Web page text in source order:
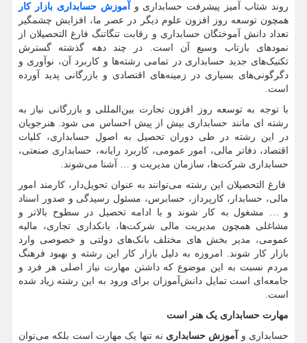
روند شتاب آمیز پیشرفت حسابداری و
آموزش حسابداری بازار کار
همچون توسعه روز افزون علوم دیگر در عصر ما، افزایش چشمگیر
تعداد دانش آموختگان حسابداری و رقابت تنگاتنگ فارغ التحصیلان از
نمودهای بازتاب‌ وسیع آن است. در چند دهه گذشته گسترش
تکنیک‌های جدید حسابداری در تمامی رشته‌ها و کاربرد آن، نوآوری و
دگرگونی‌های بسیاری در زمینه‌های اقتصادی و بازرگانی پدید آورده
است.
با توجه به توسعه روز افزون تجارت بین‌المللی و بازرگانی نیاز به
رشته ای مانند حسابداری بیش از پیش احساس می شود. هنرجویان
در این رشته در طی دوران تحصیل به اصول حسابداری، کلیات
اقتصاد، دفاتر مالی، امور عمومی، کاربرد رایانه، حسابداری صنعتی،
حسابداری شرکت‌ها، سازمان مدیریت و … آشنا می‌شوند.
فارغ التحصیلان این رشته می‌توانند به عنوان تحویل‌دار، کارمند امور
مالی، حسابدار، کارپرداز، حسابرس، مسئول رسیدگی و صدور اسناد
و … مشغول به کار شوند و با ادامه تحصیل در سطوح بالاتر و
مشاغلی همچون مدیریت مالی شرکت‌ها، بانکداری تجاری، مالیه
عمومی، مدیر بخش های مختلف بانک‌های دولتی و خصوصی وارد
بازار کار شوند. امروزه به دلیل بازار کار این رشته و بهبود فرهنگ
مردم نسبت به این موضوع که داشتن مهارت نیاز اصلی هر فرد و
جامعه‌ای است تمایل دانش‌آموزان برای ورود به این رشته زیاد شده
است.
مهارت حسابداری یک هنر است
حسابداری و
آموزش حسابداری نه تنها یک مهارت است بلکه می‌توان